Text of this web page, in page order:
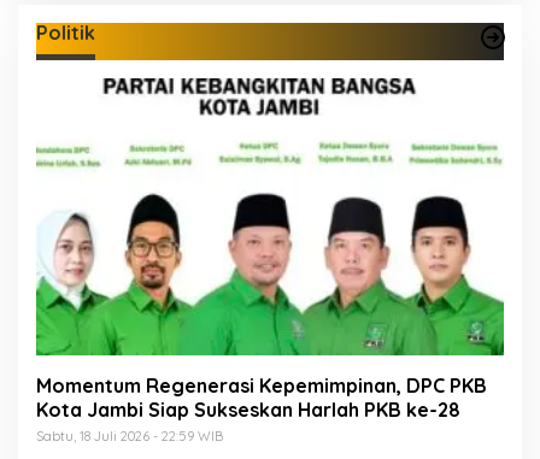
Politik
Momentum Regenerasi Kepemimpinan, DPC PKB
Kota Jambi Siap Sukseskan Harlah PKB ke-28
Sabtu, 18 Juli 2026 - 22:59 WIB